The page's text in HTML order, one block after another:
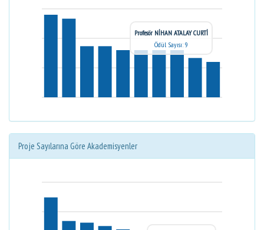
Profesör NİHAN ATALAY CURTİ
Ödül Sayısı: 9
Proje Sayılarına Göre Akademisyenler